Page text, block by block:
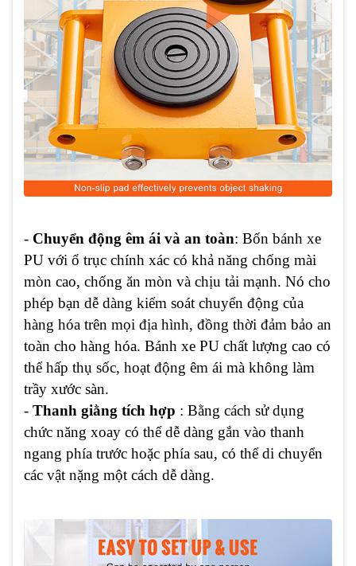
- Chuyển động êm ái và an toàn: Bốn bánh xe
PU với ổ trục chính xác có khả năng chống mài
mòn cao, chống ăn mòn và chịu tải mạnh. Nó cho
phép bạn dễ dàng kiểm soát chuyển động của
hàng hóa trên mọi địa hình, đồng thời đảm bảo an
toàn cho hàng hóa. Bánh xe PU chất lượng cao có
thể hấp thụ sốc, hoạt động êm ái mà không làm
trầy xước sàn.
- Thanh giằng tích hợp : Bằng cách sử dụng
chức năng xoay có thể dễ dàng gắn vào thanh
ngang phía trước hoặc phía sau, có thể di chuyển
các vật nặng một cách dễ dàng.